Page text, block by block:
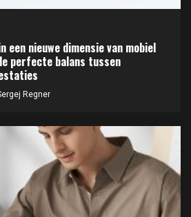
een nieuwe dimensie van mobiel
perfecte balans tussen
Regner